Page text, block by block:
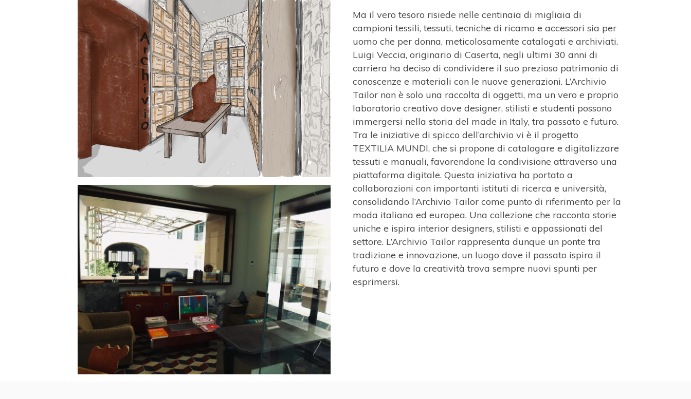
Ma il vero tesoro risiede nelle centinaia di migliaia di
campioni tessili, tessuti, tecniche di ricamo e accessori sia per
uomo che per donna, meticolosamente catalogati e archiviati.
Luigi Veccia, originario di Caserta, negli ultimi 30 anni di
carriera ha deciso di condividere il suo prezioso patrimonio di
conoscenze e materiali con le nuove generazioni. L’Archivio
Tailor non è solo una raccolta di oggetti, ma un vero e proprio
laboratorio creativo dove designer, stilisti e studenti possono
immergersi nella storia del made in Italy, tra passato e futuro.
Tra le iniziative di spicco dell’archivio vi è il progetto
TEXTILIA MUNDI, che si propone di catalogare e digitalizzare
tessuti e manuali, favorendone la condivisione attraverso una
piattaforma digitale. Questa iniziativa ha portato a
collaborazioni con importanti istituti di ricerca e università,
consolidando l’Archivio Tailor come punto di riferimento per la
moda italiana ed europea. Una collezione che racconta storie
uniche e ispira interior designers, stilisti e appassionati del
settore. L’Archivio Tailor rappresenta dunque un ponte tra
tradizione e innovazione, un luogo dove il passato ispira il
futuro e dove la creatività trova sempre nuovi spunti per
esprimersi.